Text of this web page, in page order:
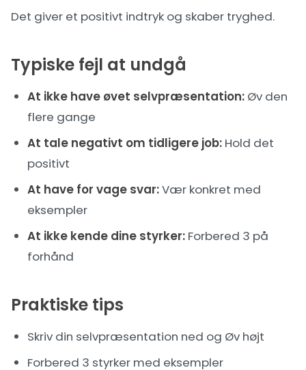
Det giver et positivt indtryk og skaber tryghed.
Typiske fejl at undgå
At ikke have øvet selvpræsentation: Øv den
flere gange
At tale negativt om tidligere job: Hold det
positivt
At have for vage svar:Vær konkret med
eksempler
At ikke kende dine styrker: Forbered 3 på
forhånd
Praktiske tips
Skriv din selvpræsentation ned og Øv højt
Forbered 3 styrker med eksempler